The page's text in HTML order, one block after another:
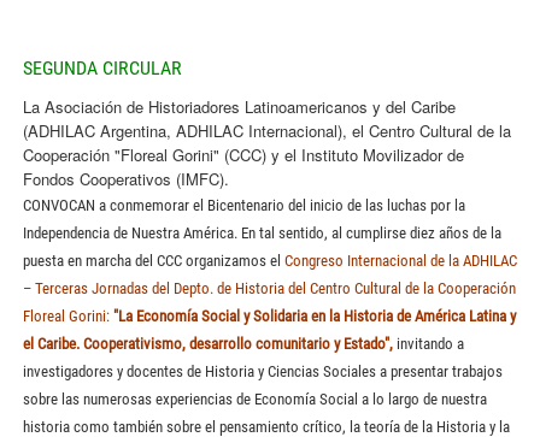
SEGUNDA CIRCULAR
La Asociación de Historiadores Latinoamericanos y del Caribe
(ADHILAC Argentina, ADHILAC Internacional), el Centro Cultural de la
Cooperación "Floreal Gorini" (CCC) y el Instituto Movilizador de
Fondos Cooperativos (IMFC).
CONVOCAN a conmemorar el Bicentenario del inicio de las luchas por la
Independencia de Nuestra América. En tal sentido, al cumplirse diez años de la
puesta en marcha del CCC organizamos el Congreso Internacional de la ADHILAC
– Terceras Jornadas del Depto. de Historia del Centro Cultural de la Cooperación
Floreal Gorini: "La Economía Social y Solidaria en la Historia de América Latina y
el Caribe. Cooperativismo, desarrollo comunitario y Estado", invitando a
investigadores y docentes de Historia y Ciencias Sociales a presentar trabajos
sobre las numerosas experiencias de Economía Social a lo largo de nuestra
historia como también sobre el pensamiento crítico, la teoría de la Historia y la